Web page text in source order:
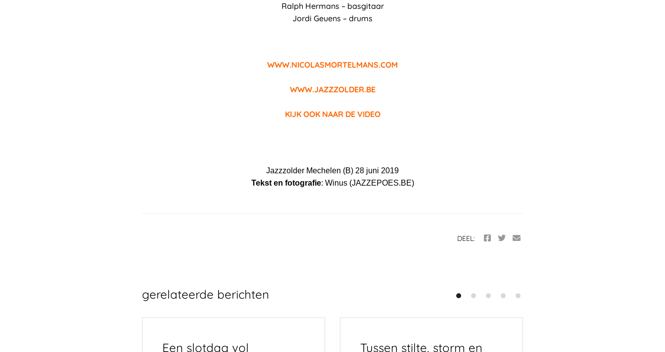
Ralph Hermans – basgitaar
Jordi Geuens – drums
WWW.NICOLASMORTELMANS.COM
WWW.JAZZZOLDER.BE
KIJK OOK NAAR DE VIDEO
Jazzzolder Mechelen (B) 28 juni 2019
Tekst en fotografie: Winus (JAZZEPOES.BE)
DEEL:
gerelateerde berichten
Een slotdag vol Tussen stilte, storm en